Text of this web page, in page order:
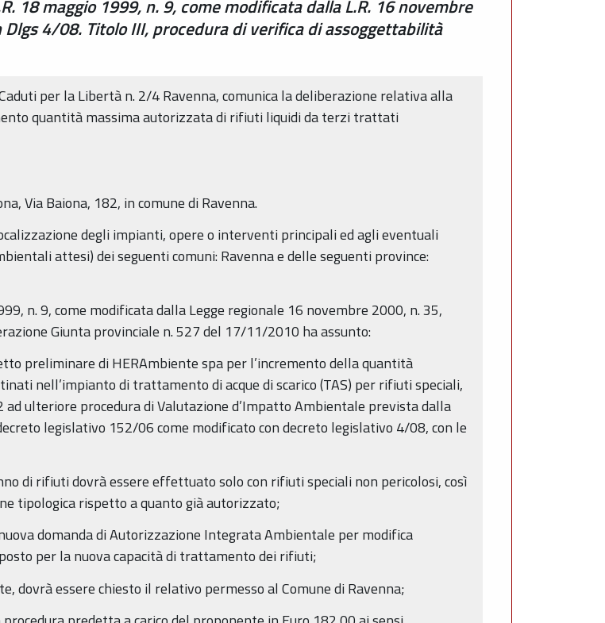
18 maggio 1999, n. 9, come modificata dalla L.R. 16 novembre
4/08. Titolo III, procedura di verifica di assoggettabilità
per la Libertà n. 2/4 Ravenna, comunica la deliberazione relativa alla
quantità massima autorizzata di rifiuti liquidi da terzi trattati
Via Baiona, 182, in comune di Ravenna.
degli impianti, opere o interventi principali ed agli eventuali
attesi) dei seguenti comuni: Ravenna e delle seguenti province:
n. 9, come modificata dalla Legge regionale 16 novembre 2000, n. 35,
Giunta provinciale n. 527 del 17/11/2010 ha assunto:
preliminare di HERAmbiente spa per l’incremento della quantità
nell’impianto di trattamento di acque di scarico (TAS) per rifiuti speciali,
ad ulteriore procedura di Valutazione d’Impatto Ambientale prevista dalla
legislativo 152/06 come modificato con decreto legislativo 4/08, con le
di rifiuti dovrà essere effettuato solo con rifiuti speciali non pericolosi, così
tipologica rispetto a quanto già autorizzato;
domanda di Autorizzazione Integrata Ambientale per modifica
per la nuova capacità di trattamento dei rifiuti;
dovrà essere chiesto il relativo permesso al Comune di Ravenna;